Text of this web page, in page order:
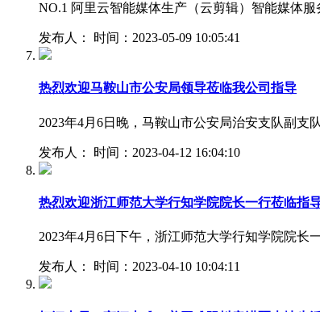
NO.1 阿里云智能媒体生产（云剪辑）智能媒体
发布人： 时间：2023-05-09 10:05:41
热烈欢迎马鞍山市公安局领导莅临我公司指导
2023年4月6日晚，马鞍山市公安局治安支队副
发布人： 时间：2023-04-12 16:04:10
热烈欢迎浙江师范大学行知学院院长一行莅临指
2023年4月6日下午，浙江师范大学行知学院院
发布人： 时间：2023-04-10 10:04:11